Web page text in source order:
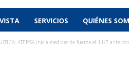
SERVICIOS QUIÉNES
ATEPSA inicia medidas de fuerza el 11/7 ante